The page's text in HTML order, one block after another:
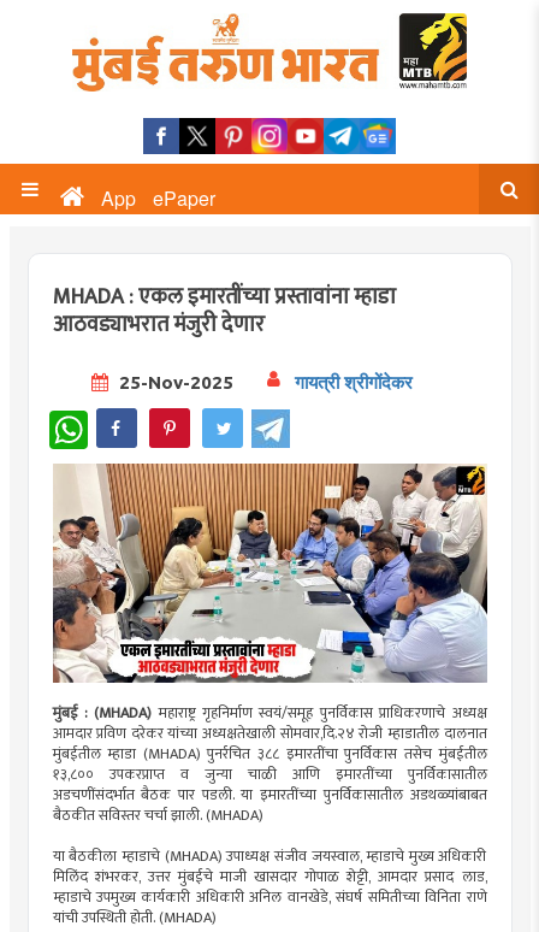
App ePaper
MHADA : एकल इमारतींच्या प्रस्तावांना म्हाडा
आठवड्याभरात मंजुरी देणार
25-Nov-2025 गायत्री श्रीगोंदेकर
WhatsApp
मुंबई : (MHADA)महाराष्ट्र गृहनिर्माण स्वयं/समूह पुनर्विकास प्राधिकरणाचे अध्यक्ष
आमदार प्रविण दरेकर यांच्या अध्यक्षतेखाली सोमवार,दि.२४ रोजी म्हाडातील दालनात
मुंबईतील म्हाडा (MHADA) पुनर्रचित ३८८ इमारतींचा पुनर्विकास तसेच मुंबईतील
१३,८०० उपकरप्राप्त व जुन्या चाळी आणि इमारतींच्या पुनर्विकासातील
अडचणींसंदर्भात बैठक पार पडली. या इमारतींच्या पुनर्विकासातील अडथळ्यांबाबत
बैठकीत सविस्तर चर्चा झाली. (MHADA)
या बैठकीला म्हाडाचे (MHADA) उपाध्यक्ष संजीव जयस्वाल, म्हाडाचे मुख्य अधिकारी
मिलिंद शंभरकर, उत्तर मुंबईचे माजी खासदार गोपाळ शेट्टी, आमदार प्रसाद लाड,
म्हाडाचे उपमुख्य कार्यकारी अधिकारी अनिल वानखेडे, संघर्ष समितीच्या विनिता राणे
यांची उपस्थिती होती. (MHADA)